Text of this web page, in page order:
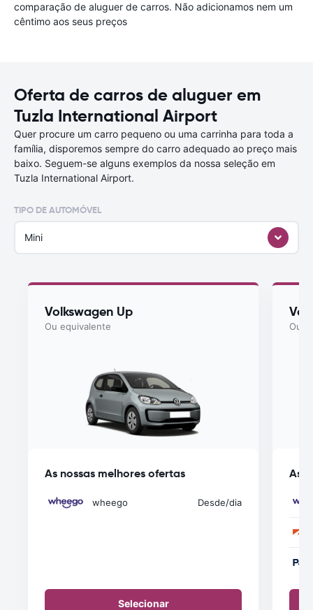
comparação de aluguer de carros. Não adicionamos nem um
cêntimo aos seus preços
Oferta de carros de aluguer em
Tuzla International Airport
Quer procure um carro pequeno ou uma carrinha para toda a
família, disporemos sempre do carro adequado ao preço mais
baixo. Seguem-se alguns exemplos da nossa seleção em
Tuzla International Airport.
TIPO DE AUTOMÓVEL
Mini
Volkswagen Up
Ou equivalente
As nossas melhores ofertas
wheego Desde/dia
Selecionar
Ou
As